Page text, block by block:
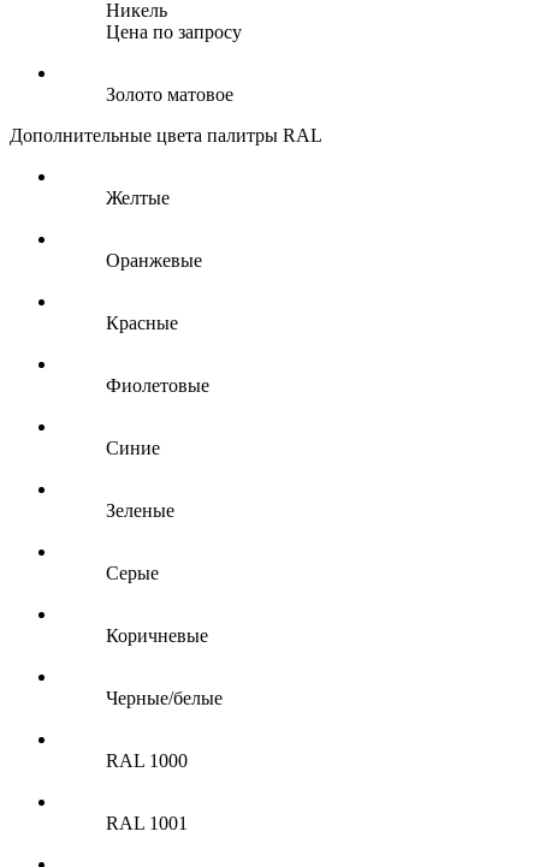
Никель
Цена по запросу
Золото матовое
Дополнительные цвета палитры RAL
Желтые
Оранжевые
Красные
Фиолетовые
Синие
Зеленые
Серые
Коричневые
Черные/белые
RAL 1000
RAL 1001